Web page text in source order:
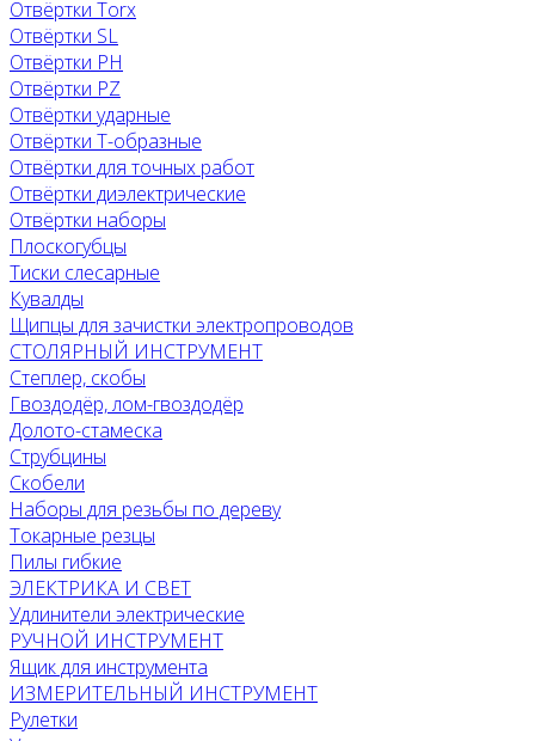
Отвёртки Torx
Отвёртки SL
Отвёртки PH
Отвёртки PZ
Отвёртки ударные
Отвёртки Т-образные
Отвёртки для точных работ
Отвёртки диэлектрические
Отвёртки наборы
Плоскогубцы
Тиски слесарные
Кувалды
Щипцы для зачистки электропроводов
СТОЛЯРНЫЙ ИНСТРУМЕНТ
Степлер, скобы
Гвоздодёр, лом-гвоздодёр
Долото-стамеска
Струбцины
Скобели
Наборы для резьбы по дереву
Токарные резцы
Пилы гибкие
ЭЛЕКТРИКА И СВЕТ
Удлинители электрические
РУЧНОЙ ИНСТРУМЕНТ
Ящик для инструмента
ИЗМЕРИТЕЛЬНЫЙ ИНСТРУМЕНТ
Рулетки